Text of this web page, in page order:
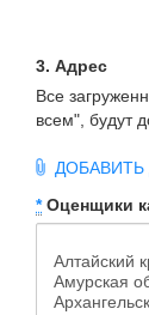
3. Адрес
Все
всем", будут
*Оценщики